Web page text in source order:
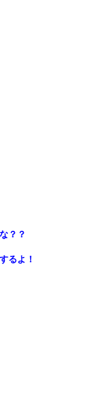
？？
るよ！